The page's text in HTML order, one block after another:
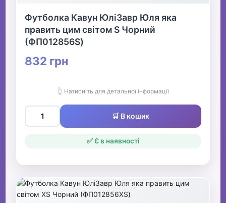
Футболка Кавун ЮліЗавр Юля яка
править цим світом S Чорний
(ФП012856S)
832 грн
👆 Натисніть для детальної інформації
🛒 В кошик
✅ Є в наявності